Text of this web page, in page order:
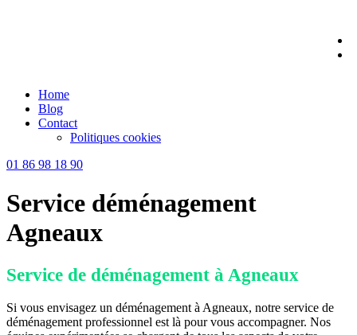
Home
Blog
Contact
Politiques cookies
01 86 98 18 90
Service déménagement
Agneaux
Service de déménagement à Agneaux
Si vous envisagez un déménagement à Agneaux, notre service de
déménagement professionnel est là pour vous accompagner. Nos